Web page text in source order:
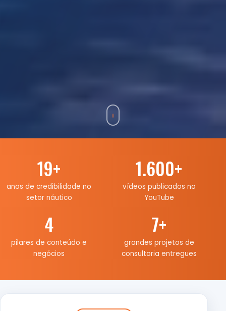
19+
anos de credibilidade no
setor náutico
1.600+
vídeos publicados no
YouTube
4
pilares de conteúdo e
negócios
7+
grandes projetos de
consultoria entregues